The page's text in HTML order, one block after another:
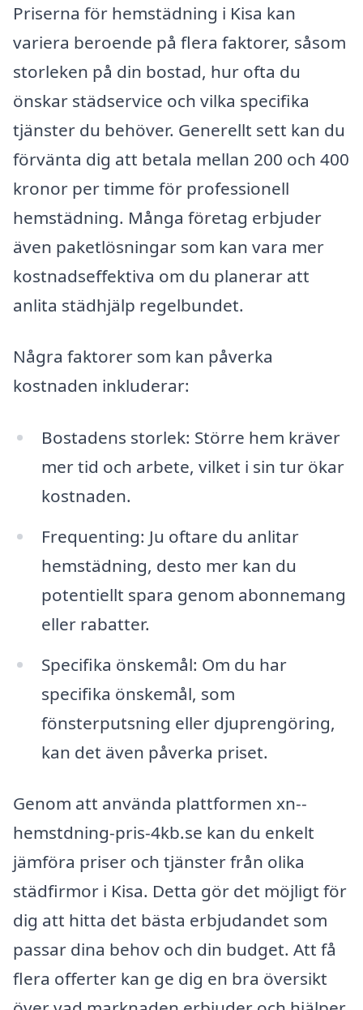
Priserna för hemstädning i Kisa kan
variera beroende på flera faktorer, såsom
storleken på din bostad, hur ofta du
önskar städservice och vilka specifika
tjänster du behöver. Generellt sett kan du
förvänta dig att betala mellan 200 och 400
kronor per timme för professionell
hemstädning. Många företag erbjuder
även paketlösningar som kan vara mer
kostnadseffektiva om du planerar att
anlita städhjälp regelbundet.
Några faktorer som kan påverka
kostnaden inkluderar:
Bostadens storlek: Större hem kräver
mer tid och arbete, vilket i sin tur ökar
kostnaden.
Frequenting: Ju oftare du anlitar
hemstädning, desto mer kan du
potentiellt spara genom abonnemang
eller rabatter.
Specifika önskemål: Om du har
specifika önskemål, som
fönsterputsning eller djuprengöring,
kan det även påverka priset.
Genom att använda plattformen xn--
hemstdning-pris-4kb.se kan du enkelt
jämföra priser och tjänster från olika
städfirmor i Kisa. Detta gör det möjligt för
dig att hitta det bästa erbjudandet som
passar dina behov och din budget. Att få
flera offerter kan ge dig en bra översikt